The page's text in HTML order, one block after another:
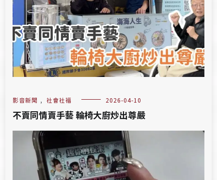
影音新聞 , 社會社福 2026-04-10
不賣同情賣手藝 輪椅大廚炒出尊嚴